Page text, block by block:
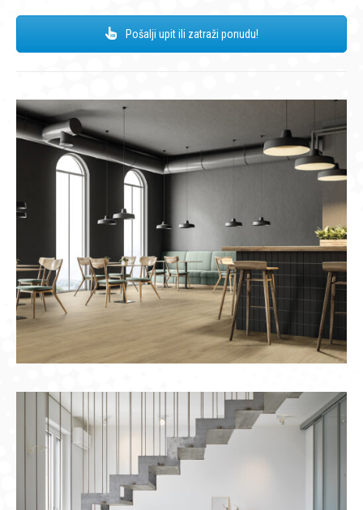
Pošalji upit ili zatraži ponudu!